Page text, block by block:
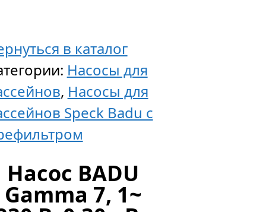
в каталог
Насосы для
, Насосы для
Speck Badu с
Насос BADU
Gamma 7, 1~